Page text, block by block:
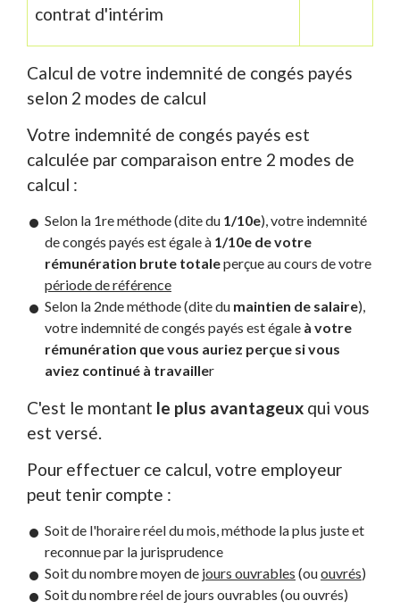
contrat d'intérim
Calcul de votre indemnité de congés payés
selon 2 modes de calcul
Votre indemnité de congés payés est
calculée par comparaison entre 2 modes de
calcul :
Selon la 1reméthode (dite du 1/10e), votre indemnité
de congés payés est égale à 1/10e de votre
rémunération brute totaleperçue au cours de votre
période de référence
Selon la 2ndeméthode (dite du maintien de salaire),
votre indemnité de congés payés est égale à votre
rémunération que vous auriez perçue si vous
aviez continué à travailler
C'est le montant le plus avantageux qui vous
est versé.
Pour effectuer ce calcul, votre employeur
peut tenir compte :
Soit de l'horaire réel du mois, méthode la plus juste et
reconnue par la jurisprudence
Soit du nombre moyen de jours ouvrables (ououvrés)
Soit du nombre réel de jours ouvrables (ou ouvrés)